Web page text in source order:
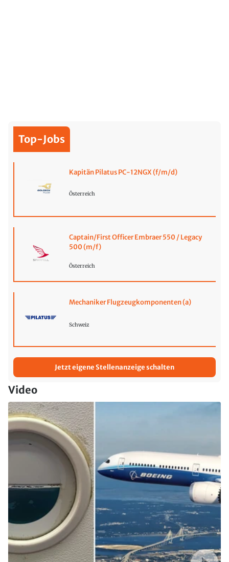
Top-Jobs
Kapitän Pilatus PC-12NGX (f/m/d)
Österreich
Captain/First Officer Embraer 550 / Legacy
500 (m/f)
Österreich
Mechaniker Flugzeugkomponenten (a)
Schweiz
Jetzt eigene Stellenanzeige schalten
Video